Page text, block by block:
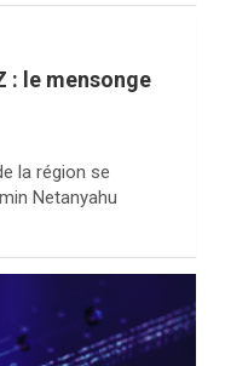
: le mensonge
la région se
Netanyahu